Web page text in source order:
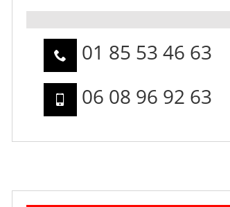
01 85 53 46 63
06 08 96 92 63